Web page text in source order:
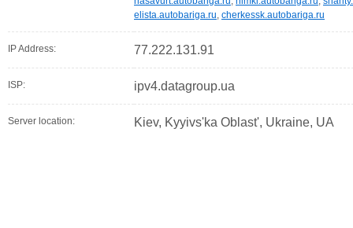
elista.autobariga.ru, cherkessk.autobariga.ru
IP Address: 77.222.131.91
ISP: ipv4.datagroup.ua
Server location: Kiev, Kyyivs'ka Oblast', Ukraine, UA